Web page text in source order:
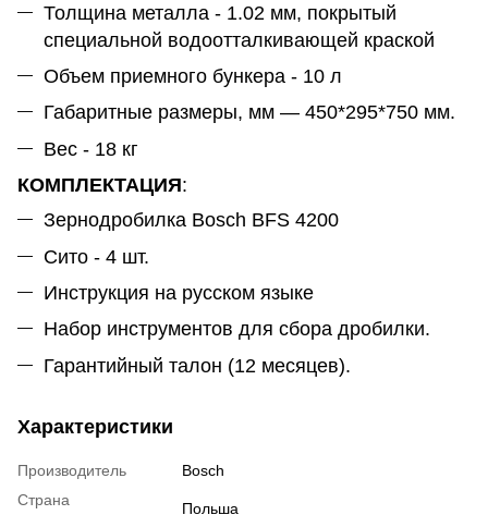
Толщина металла - 1.02 мм, покрытый
специальной водоотталкивающей краской
Объем приемного бункера - 10 л
Габаритные размеры, мм — 450*295*750 мм.
Вес - 18 кг
КОМПЛЕКТАЦИЯ:
Зернодробилка Bosch BFS 4200
Сито - 4 шт.
Инструкция на русском языке
Набор инструментов для сбора дробилки.
Гарантийный талон (12 месяцев).
Характеристики
Производитель
Bosch
Страна
Польша